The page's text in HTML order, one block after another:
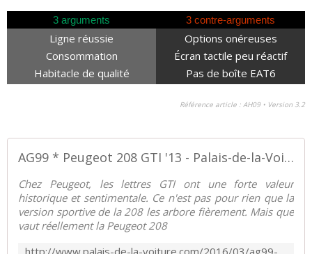
3 arguments 3 contre-arguments
Ligne réussie
Consommation
Habitacle de qualité
Options onéreuses
Écran tactile peu réactif
Pas de boîte EAT6
Référence article : AH09 • Version 3.2
AG99 * Peugeot 208 GTI '13 - Palais-de-la-Voiture.com
Chez Peugeot, les lettres GTI ont une forte valeur
historique et sentimentale. Ce n'est pas pour rien que la
version sportive de la 208 les arbore fièrement. Mais que
vaut réellement la Peugeot 208
http://www.palais-de-la-voiture.com/2016/03/ag99-peugeot-208-gti-13.html